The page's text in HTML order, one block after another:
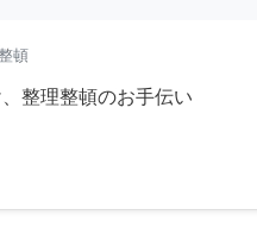
頓
整理整頓のお手伝い